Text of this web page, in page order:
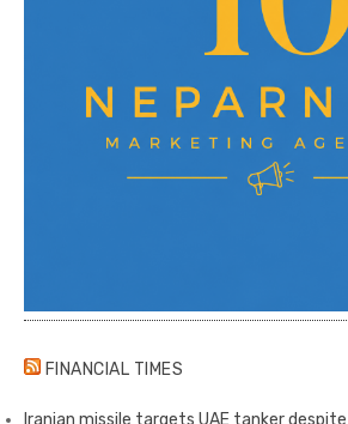
FINANCIAL TIMES
Iranian missile targets UAE tanker